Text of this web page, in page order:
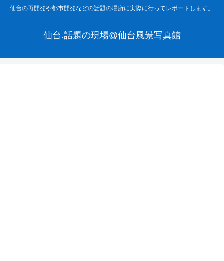
仙台の再開発や都市開発などの話題の場所に実際に行ってレポートします。
仙台.話題の現場@仙台風景写真館